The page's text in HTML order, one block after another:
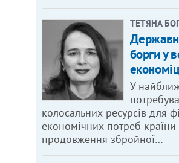
ТЕТЯНА
борги у
У
колосальних ресурсів для
економічних потреб країни
продовження збройної…